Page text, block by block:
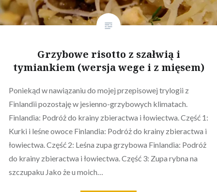
Grzybowe risotto z szałwią i
tymiankiem (wersja wege i z mięsem)
Poniekąd w nawiązaniu do mojej przepisowej trylogii z
Finlandii pozostaję w jesienno-grzybowych klimatach.
Finlandia: Podróż do krainy zbieractwa i łowiectwa. Część 1:
Kurki i leśne owoce Finlandia: Podróż do krainy zbieractwa i
łowiectwa. Część 2: Leśna zupa grzybowa Finlandia: Podróż
do krainy zbieractwa i łowiectwa. Część 3: Zupa rybna na
szczupaku Jako że u moich…